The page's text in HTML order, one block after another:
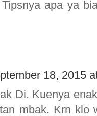
apa ya
18, 2015
Di. Kuenya
mbak. Krn klo